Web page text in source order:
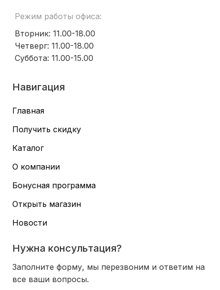
Режим работы офиса:
Вторник: 11.00-18.00
Четверг: 11.00-18.00
Суббота: 11.00-15.00
Навигация
Главная
Получить скидку
Каталог
О компании
Бонусная программа
Открыть магазин
Новости
Нужна консультация?
Заполните форму, мы перезвоним и ответим на
все ваши вопросы.